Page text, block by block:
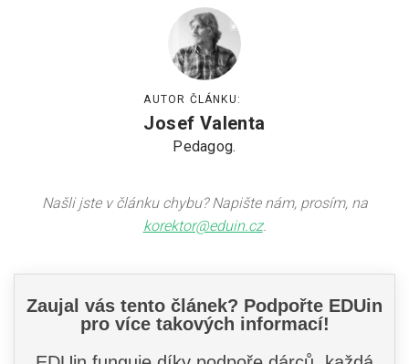
AUTOR ČLÁNKU:
Josef Valenta
Pedagog.
Našli jste v článku chybu? Napište nám, prosím, na
korektor@eduin.cz.